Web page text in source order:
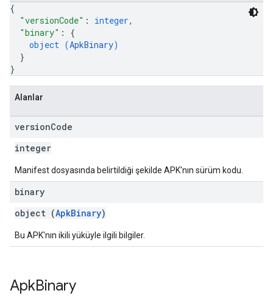
{
"versionCode" : integer,
"binary" : {
object (ApkBinary)
}
}
Alanlar
versionCode
integer
Manifest dosyasında belirtildiği şekilde APK'nın sürüm kodu.
binary
object (ApkBinary)
Bu APK'nın ikili yüküyle ilgili bilgiler.
ApkBinary